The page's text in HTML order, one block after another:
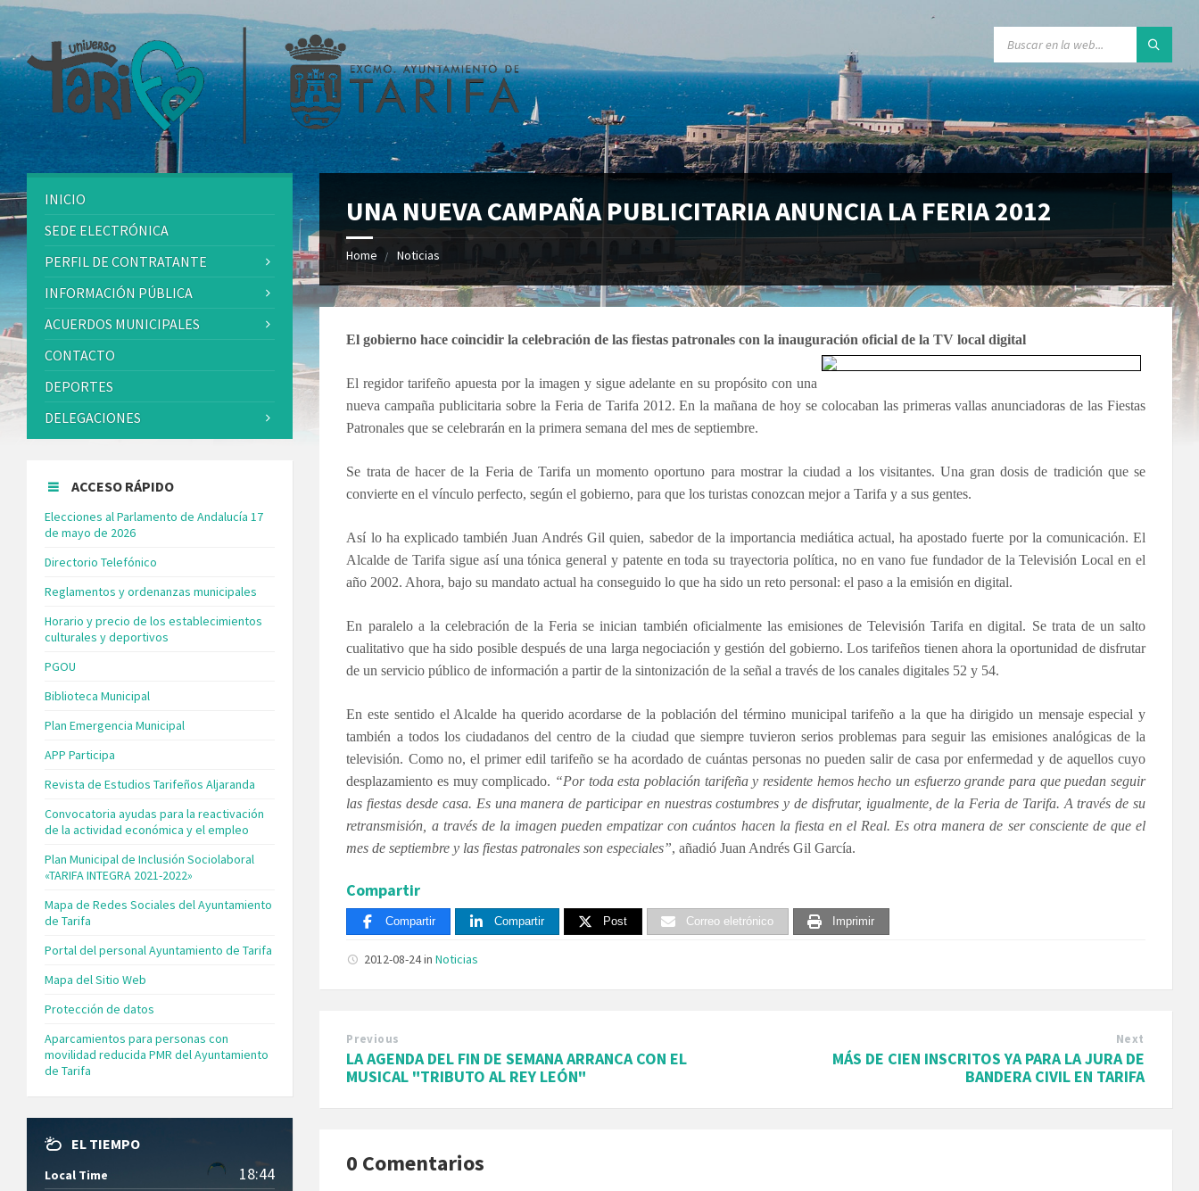
UNA NUEVA CAMPAÑA PUBLICITARIA ANUNCIA LA FERIA 2012
Home Noticias
El gobierno hace coincidir la celebración de las fiestas patronales con la inauguración oficial de la TV local digital
El regidor tarifeño apuesta por la imagen y sigue adelante en su propósito con una
nueva campaña publicitaria sobre la Feria de Tarifa 2012. En la mañana de hoy se colocaban las primeras vallas anunciadoras de las Fiestas
Patronales que se celebrarán en la primera semana del mes de septiembre.
Se trata de hacer de la Feria de Tarifa un momento oportuno para mostrar la ciudad a los visitantes. Una gran dosis de tradición que se
convierte en el vínculo perfecto, según el gobierno, para que los turistas conozcan mejor a Tarifa y a sus gentes.
Así lo ha explicado también Juan Andrés Gil quien, sabedor de la importancia mediática actual, ha apostado fuerte por la comunicación. El
Alcalde de Tarifa sigue así una tónica general y patente en toda su trayectoria política, no en vano fue fundador de la Televisión Local en el
año 2002. Ahora, bajo su mandato actual ha conseguido lo que ha sido un reto personal: el paso a la emisión en digital.
En paralelo a la celebración de la Feria se inician también oficialmente las emisiones de Televisión Tarifa en digital. Se trata de un salto
cualitativo que ha sido posible después de una larga negociación y gestión del gobierno. Los tarifeños tienen ahora la oportunidad de disfrutar
de un servicio público de información a partir de la sintonización de la señal a través de los canales digitales 52 y 54.
En este sentido el Alcalde ha querido acordarse de la población del término municipal tarifeño a la que ha dirigido un mensaje especial y
también a todos los ciudadanos del centro de la ciudad que siempre tuvieron serios problemas para seguir las emisiones analógicas de la
televisión. Como no, el primer edil tarifeño se ha acordado de cuántas personas no pueden salir de casa por enfermedad y de aquellos cuyo
desplazamiento es muy complicado. “Por toda esta población tarifeña y residente hemos hecho un esfuerzo grande para que puedan seguir
las fiestas desde casa. Es una manera de participar en nuestras costumbres y de disfrutar, igualmente, de la Feria de Tarifa. A través de su
retransmisión, a través de la imagen pueden empatizar con cuántos hacen la fiesta en el Real. Es otra manera de ser consciente de que el
mes de septiembre y las fiestas patronales son especiales”, añadió Juan Andrés Gil García.
Compartir
Compartir Compartir Post Correo eletrónico Imprimir
2012-08-24inNoticias
Previous
LA AGENDA DEL FIN DE SEMANA ARRANCA CON EL
MUSICAL "TRIBUTO AL REY LEÓN"
Next
MÁS DE CIEN INSCRITOS YA PARA LA JURA DE
BANDERA CIVIL EN TARIFA
0 Comentarios
INICIO
SEDE ELECTRÓNICA
PERFIL DE CONTRATANTE
INFORMACIÓN PÚBLICA
ACUERDOS MUNICIPALES
CONTACTO
DEPORTES
DELEGACIONES
ACCESO RÁPIDO
Elecciones al Parlamento de Andalucía 17
de mayo de 2026
Directorio Telefónico
Reglamentos y ordenanzas municipales
Horario y precio de los establecimientos
culturales y deportivos
PGOU
Biblioteca Municipal
Plan Emergencia Municipal
APP Participa
Revista de Estudios Tarifeños Aljaranda
Convocatoria ayudas para la reactivación
de la actividad económica y el empleo
Plan Municipal de Inclusión Sociolaboral
«TARIFA INTEGRA 2021-2022»
Mapa de Redes Sociales del Ayuntamiento
de Tarifa
Portal del personal Ayuntamiento de Tarifa
Mapa del Sitio Web
Protección de datos
Aparcamientos para personas con
movilidad reducida PMR del Ayuntamiento
de Tarifa
EL TIEMPO
Local Time 18:44